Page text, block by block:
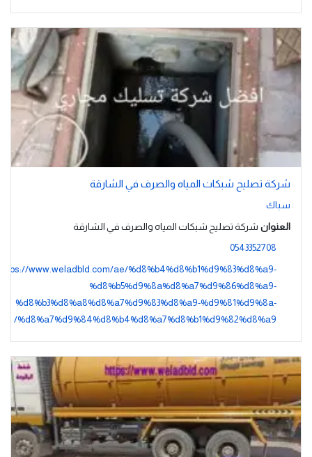
شركة تصليح شبكات المياه والصرف في الشارقة
سباك
العنوان شركة تصليح شبكات المياه والصرف في الشارقة
0543352708
https://www.weladbld.com/ae/%d8%b4%d8%b1%d9%83%d8%a9-
%d8%b5%d9%8a%d8%a7%d9%86%d8%a9-
%d8%b3%d8%a8%d8%a7%d9%83%d8%a9-%d9%81%d9%8a-
%d8%a7%d9%84%d8%b4%d8%a7%d8%b1%d9%82%d8%a9/